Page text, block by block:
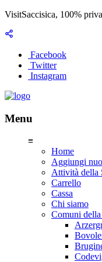
VisitSaccisica, 100%
Facebook
Twitter
Instagram
Menu
≡
Home
Aggiungi
Attività della
Carrello
Cassa
Chi siamo
Comuni della